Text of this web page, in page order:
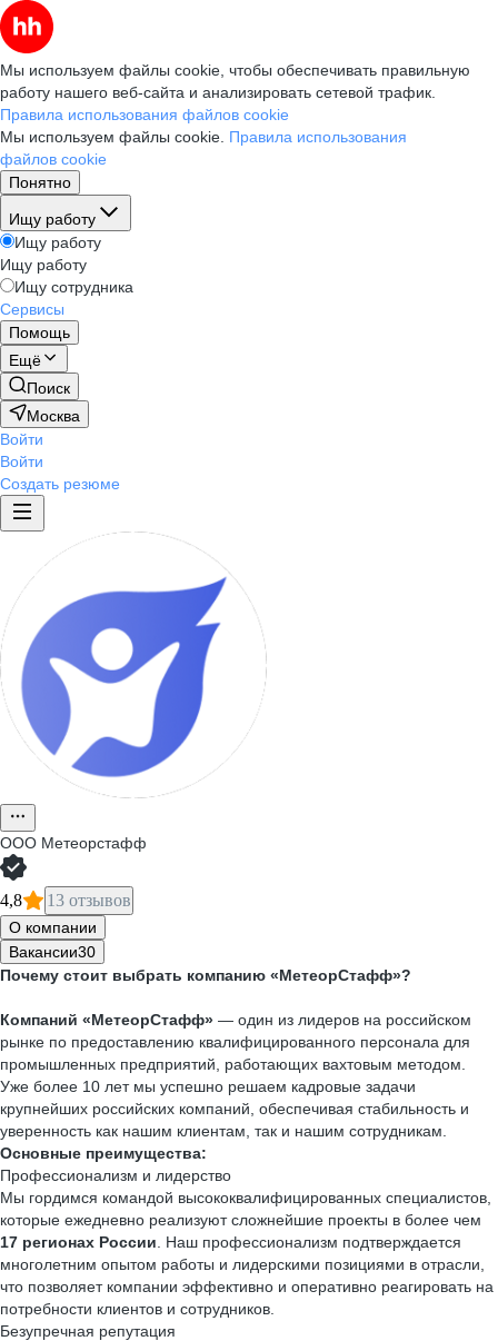
Мы используем файлы cookie, чтобы обеспечивать правильную
работу нашего веб-сайта и анализировать сетевой трафик.
Правила использования файлов cookie
Мы используем файлы cookie. Правила использования
файлов cookie
Понятно
Ищу работу
Ищу работу
Ищу работу
Ищу сотрудника
Сервисы
Помощь
Ещё
Поиск
Москва
Войти
Войти
Создать резюме
ООО Метеорстафф
4,8 13 отзывов
О компании
Вакансии30
Почему стоит выбрать компанию «МетеорСтафф»?
Компаний «МетеорСтафф» — один из лидеров на российском
рынке по предоставлению квалифицированного персонала для
промышленных предприятий, работающих вахтовым методом.
Уже более 10 лет мы успешно решаем кадровые задачи
крупнейших российских компаний, обеспечивая стабильность и
уверенность как нашим клиентам, так и нашим сотрудникам.
Основные преимущества:
Профессионализм и лидерство
Мы гордимся командой высококвалифицированных специалистов,
которые ежедневно реализуют сложнейшие проекты в более чем
17 регионах России . Наш профессионализм подтверждается
многолетним опытом работы и лидерскими позициями в отрасли,
что позволяет компании эффективно и оперативно реагировать на
потребности клиентов и сотрудников.
Безупречная репутация